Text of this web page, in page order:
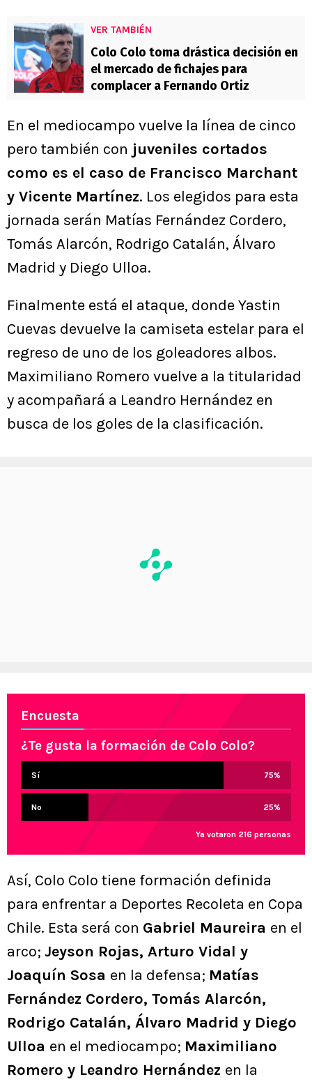
VER TAMBIÉN
Colo Colo toma drástica decisión en
el mercado de fichajes para
complacer a Fernando Ortiz
En el mediocampo vuelve la línea de cinco
pero también con juveniles cortados
como es el caso de Francisco Marchant
y Vicente Martínez. Los elegidos para esta
jornada serán Matías Fernández Cordero,
Tomás Alarcón, Rodrigo Catalán, Álvaro
Madrid y Diego Ulloa.
Finalmente está el ataque, donde Yastin
Cuevas devuelve la camiseta estelar para el
regreso de uno de los goleadores albos.
Maximiliano Romero vuelve a la titularidad
y acompañará a Leandro Hernández en
busca de los goles de la clasificación.
Encuesta
¿Te gusta la formación de Colo Colo?
Sí 75%
No 25%
Ya votaron 216 personas
Así, Colo Colo tiene formación definida
para enfrentar a Deportes Recoleta en Copa
Chile. Esta será con Gabriel Maureira en el
arco; Jeyson Rojas, Arturo Vidal y
Joaquín Sosa en la defensa; Matías
Fernández Cordero, Tomás Alarcón,
Rodrigo Catalán, Álvaro Madrid y Diego
Ulloa en el mediocampo; Maximiliano
Romero y Leandro Hernández en la